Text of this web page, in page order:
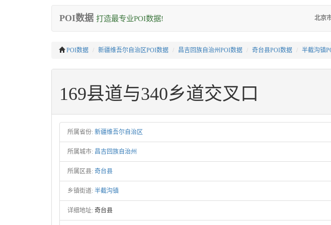
POI数据 打造最专业POI数据! 北京
POI数据 新疆维吾尔自治区POI数据 昌吉回族自治州POI数据 奇台县POI数据 半截沟镇
169县道与340乡道交叉口
所属省份: 新疆维吾尔自治区
所属城市: 昌吉回族自治州
所属区县: 奇台县
乡镇街道: 半截沟镇
详细地址: 奇台县